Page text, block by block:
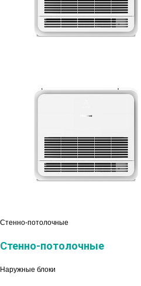
Стенно-потолочные
Стенно-потолочные
Наружные блоки